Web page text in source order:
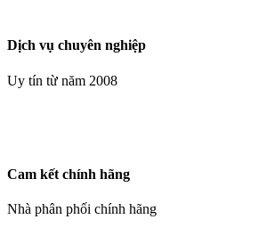
Dịch vụ chuyên nghiệp
Uy tín từ năm 2008
Cam kết chính hãng
Nhà phân phối chính hãng